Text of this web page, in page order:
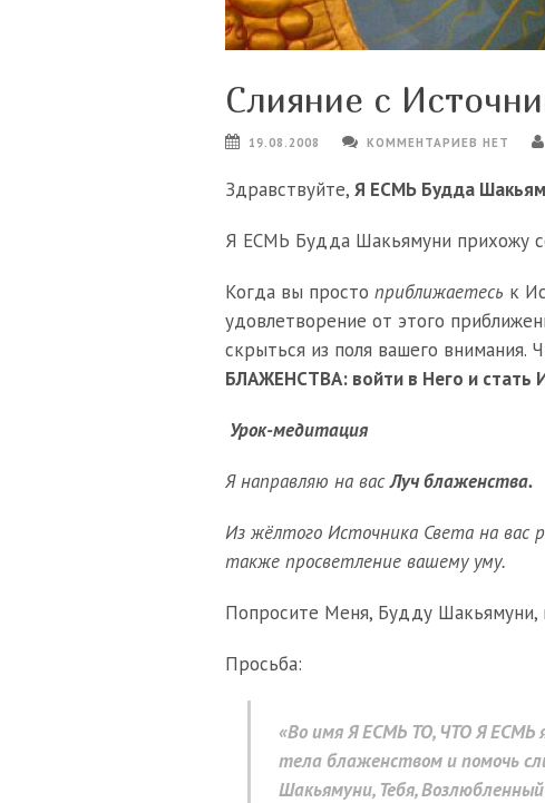
Слияние с
19.08.2008 КОММЕНТАРИЕВ НЕТ
Здравствуйте, Я ЕСМЬ Будда
Я ЕСМЬ Будда Шакьямуни прихожу
Когда вы просто приближаетесь к
удовлетворение от этого
скрыться из поля вашего внимания.
БЛАЖЕНСТВА: войти в Него и стать
Урок-медитация
Я направляю на васЛуч блаженства.
Из жёлтого Источника Света на вас
также просветление вашему уму.
Попросите Меня, Будду Шакьямуни,
Просьба:
«Во имя Я ЕСМЬ ТО, ЧТО Я ЕСМЬ
тела блаженствоми помочь
Шакьямуни, Тебя,